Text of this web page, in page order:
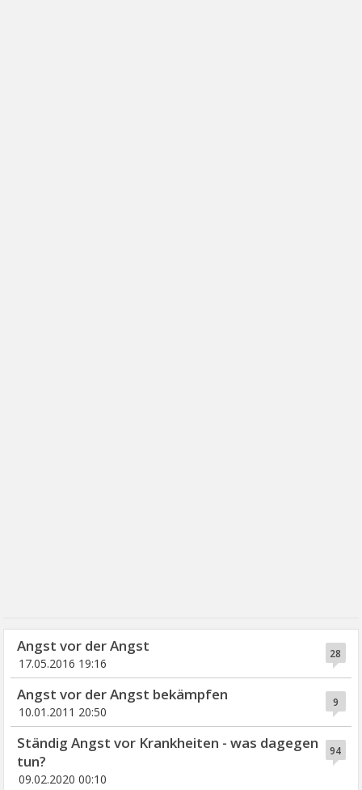
28
Angst vor der Angst
17.05.2016 19:16
9
Angst vor der Angst bekämpfen
10.01.2011 20:50
94
Ständig Angst vor Krankheiten - was dagegen
tun?
09.02.2020 00:10